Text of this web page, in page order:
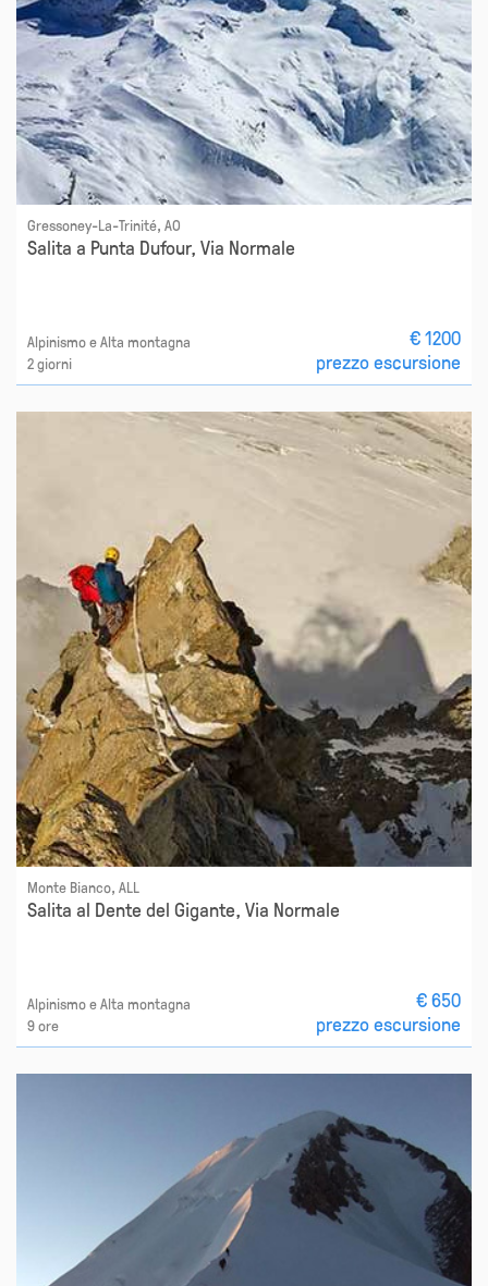
Gressoney-La-Trinité, AO
Salita a Punta Dufour, Via Normale
Alpinismo e Alta montagna
2 giorni
€ 1200
prezzo escursione
Monte Bianco, ALL
Salita al Dente del Gigante, Via Normale
Alpinismo e Alta montagna
9 ore
€ 650
prezzo escursione